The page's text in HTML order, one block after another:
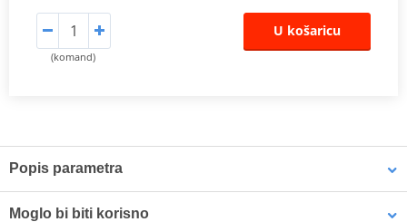
(komand)
U košaricu
Popis parametra
Proizvođač
Moglo bi biti korisno